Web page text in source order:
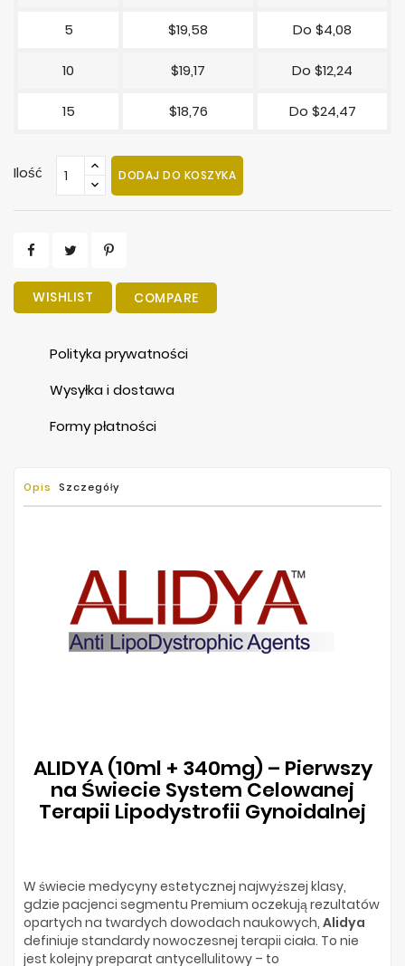
5 $19,58 Do $4,08
10 $19,17 Do $12,24
15 $18,76 Do $24,47
Ilość DODAJ DO KOSZYKA
WISHLIST COMPARE
Polityka prywatności
Wysyłka i dostawa
Formy płatności
Opis Szczegóły
ALIDYA (10ml + 340mg) – Pierwszy
na Świecie System Celowanej
Terapii Lipodystrofii Gynoidalnej
W świecie medycyny estetycznej najwyższej klasy,
gdzie pacjenci segmentu Premium oczekują rezultatów
opartych na twardych dowodach naukowych, Alidya
definiuje standardy nowoczesnej terapii ciała. To nie
jest kolejny preparat antycellulitowy – to